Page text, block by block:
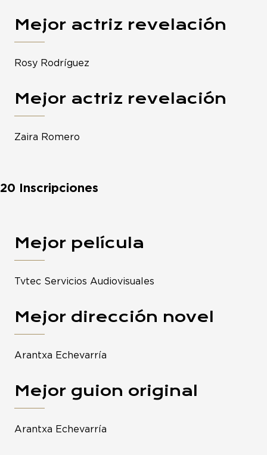
Mejor actriz revelación
Rosy Rodríguez
Mejor actriz revelación
Zaira Romero
20 Inscripciones
Mejor película
Tvtec Servicios Audiovisuales
Mejor dirección novel
Arantxa Echevarría
Mejor guion original
Arantxa Echevarría